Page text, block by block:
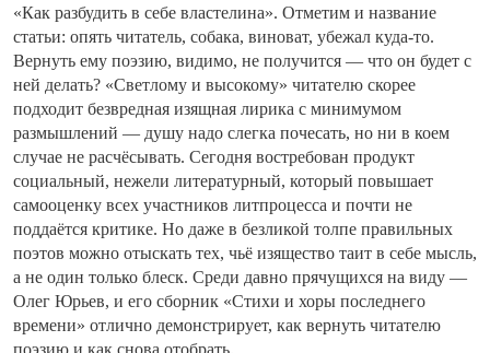
«Как разбудить в себе властелина». Отметим и название
статьи: опять читатель, собака, виноват, убежал куда-то.
Вернуть ему поэзию, видимо, не получится — что он будет с
ней делать? «Светлому и высокому» читателю скорее
подходит безвредная изящная лирика с минимумом
размышлений — душу надо слегка почесать, но ни в коем
случае не расчёсывать. Сегодня востребован продукт
социальный, нежели литературный, который повышает
самооценку всех участников литпроцесса и почти не
поддаётся критике. Но даже в безликой толпе правильных
поэтов можно отыскать тех, чьё изящество таит в себе мысль,
а не один только блеск. Среди давно прячущихся на виду —
Олег Юрьев, и его сборник «Стихи и хоры последнего
времени» отлично демонстрирует, как вернуть читателю